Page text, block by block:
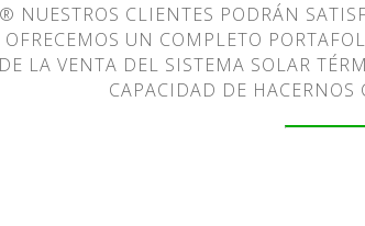
NUESTROS CLIENTES PODRÁN
OFRECEMOS UN COMPLETO
LA VENTA DEL SISTEMA SOLAR
CAPACIDAD DE